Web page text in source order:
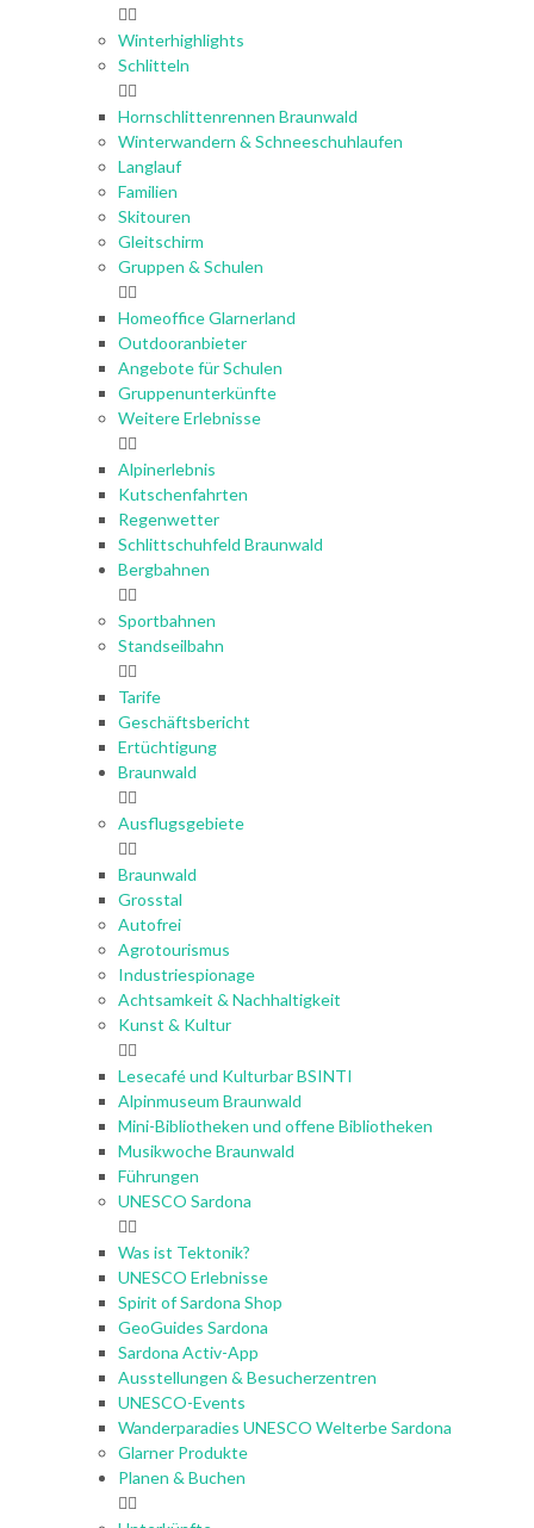
Winterhighlights
Schlitteln
Hornschlittenrennen Braunwald
Winterwandern & Schneeschuhlaufen
Langlauf
Familien
Skitouren
Gleitschirm
Gruppen & Schulen
Homeoffice Glarnerland
Outdooranbieter
Angebote für Schulen
Gruppenunterkünfte
Weitere Erlebnisse
Alpinerlebnis
Kutschenfahrten
Regenwetter
Schlittschuhfeld Braunwald
Bergbahnen
Sportbahnen
Standseilbahn
Tarife
Geschäftsbericht
Ertüchtigung
Braunwald
Ausflugsgebiete
Braunwald
Grosstal
Autofrei
Agrotourismus
Industriespionage
Achtsamkeit & Nachhaltigkeit
Kunst & Kultur
Lesecafé und Kulturbar BSINTI
Alpinmuseum Braunwald
Mini-Bibliotheken und offene Bibliotheken
Musikwoche Braunwald
Führungen
UNESCO Sardona
Was ist Tektonik?
UNESCO Erlebnisse
Spirit of Sardona Shop
GeoGuides Sardona
Sardona Activ-App
Ausstellungen & Besucherzentren
UNESCO-Events
Wanderparadies UNESCO Welterbe Sardona
Glarner Produkte
Planen & Buchen